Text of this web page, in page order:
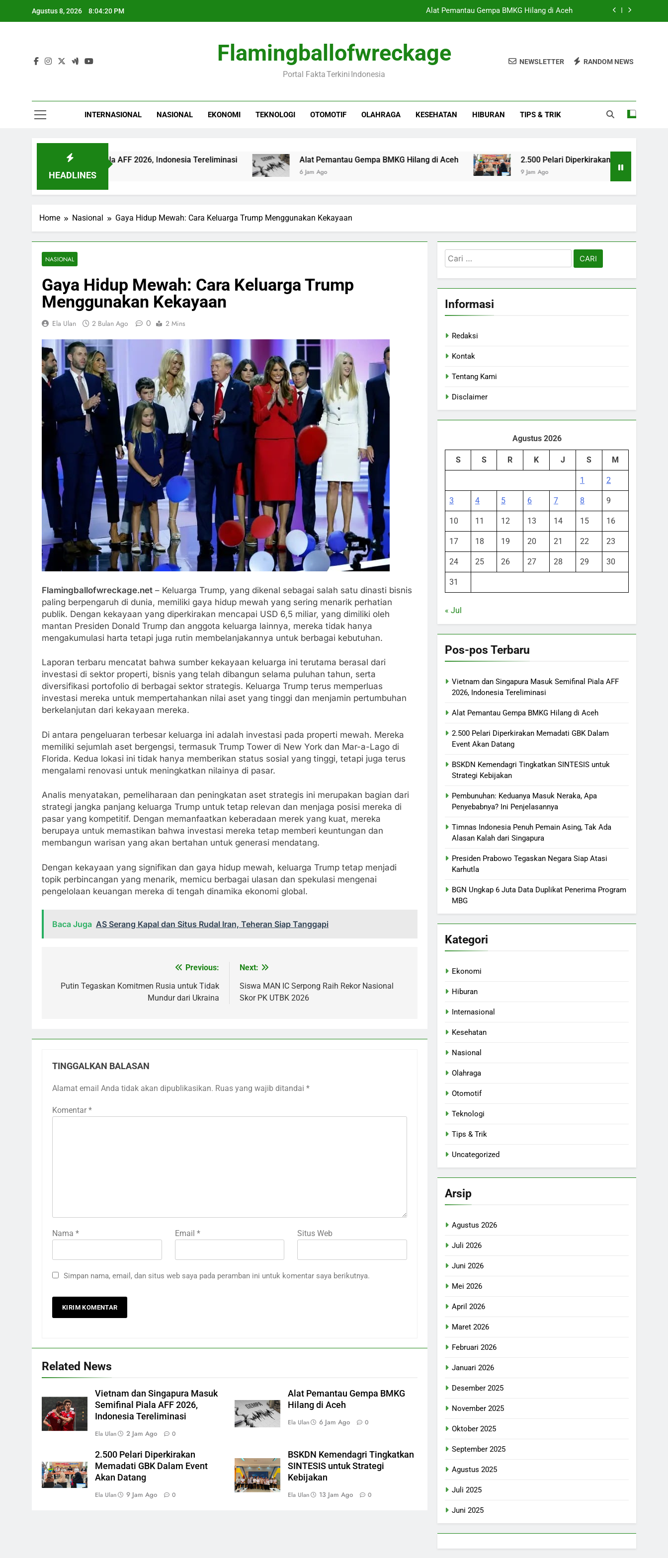
Agustus 8, 2026 8:04:21 PM Alat Pemantau Gempa BMKG Hilang di Aceh
BSKDN Kemendagri Tingkatkan SINTESIS untuk Strategi Kebijakan
Vietnam dan Singapura Masuk Semifinal Piala AFF 2026, Indonesia Tereliminasi
2.500 Pelari Diperkirakan Memadati GBK Dalam Event Akan Datang
Flamingballofwreckage
Portal Fakta Terkini Indonesia
NEWSLETTER RANDOM NEWS
INTERNASIONAL NASIONAL EKONOMI TEKNOLOGI OTOMOTIF OLAHRAGA KESEHATAN HIBURAN TIPS & TRIK
HEADLINES
Semifinal Piala AFF 2026, Indonesia Tereliminasi Alat Pemantau Gempa BMKG Hilang di Aceh
6 Jam Ago
2.500 Pelari Diperkirakan Memadati GBK Dalam
9 Jam Ago
Home Nasional Gaya Hidup Mewah: Cara Keluarga Trump Menggunakan Kekayaan
NASIONAL
Gaya Hidup Mewah: Cara Keluarga Trump
Menggunakan Kekayaan
Ela Ulan 2 Bulan Ago 0 2 Mins
Flamingballofwreckage.net – Keluarga Trump, yang dikenal sebagai salah satu dinasti bisnis
paling berpengaruh di dunia, memiliki gaya hidup mewah yang sering menarik perhatian
publik. Dengan kekayaan yang diperkirakan mencapai USD 6,5 miliar, yang dimiliki oleh
mantan Presiden Donald Trump dan anggota keluarga lainnya, mereka tidak hanya
mengakumulasi harta tetapi juga rutin membelanjakannya untuk berbagai kebutuhan.
Laporan terbaru mencatat bahwa sumber kekayaan keluarga ini terutama berasal dari
investasi di sektor properti, bisnis yang telah dibangun selama puluhan tahun, serta
diversifikasi portofolio di berbagai sektor strategis. Keluarga Trump terus memperluas
investasi mereka untuk mempertahankan nilai aset yang tinggi dan menjamin pertumbuhan
berkelanjutan dari kekayaan mereka.
Di antara pengeluaran terbesar keluarga ini adalah investasi pada properti mewah. Mereka
memiliki sejumlah aset bergengsi, termasuk Trump Tower di New York dan Mar-a-Lago di
Florida. Kedua lokasi ini tidak hanya memberikan status sosial yang tinggi, tetapi juga terus
mengalami renovasi untuk meningkatkan nilainya di pasar.
Analis menyatakan, pemeliharaan dan peningkatan aset strategis ini merupakan bagian dari
strategi jangka panjang keluarga Trump untuk tetap relevan dan menjaga posisi mereka di
pasar yang kompetitif. Dengan memanfaatkan keberadaan merek yang kuat, mereka
berupaya untuk memastikan bahwa investasi mereka tetap memberi keuntungan dan
membangun warisan yang akan bertahan untuk generasi mendatang.
Dengan kekayaan yang signifikan dan gaya hidup mewah, keluarga Trump tetap menjadi
topik perbincangan yang menarik, memicu berbagai ulasan dan spekulasi mengenai
pengelolaan keuangan mereka di tengah dinamika ekonomi global.
Baca Juga AS Serang Kapal dan Situs Rudal Iran, Teheran Siap Tanggapi
pos
Previous:
Putin Tegaskan Komitmen Rusia untuk Tidak
Mundur dari Ukraina
Next:
Siswa MAN IC Serpong Raih Rekor Nasional
Skor PK UTBK 2026
TINGGALKAN BALASAN
Alamat email Anda tidak akan dipublikasikan. Ruas yang wajib ditandai *
Komentar *
Nama * Email * Situs Web
Simpan nama, email, dan situs web saya pada peramban ini untuk komentar saya berikutnya.
Related News
Vietnam dan Singapura Masuk
Semifinal Piala AFF 2026,
Indonesia Tereliminasi
Ela Ulan 2 Jam Ago 0
Alat Pemantau Gempa BMKG
Hilang di Aceh
Ela Ulan 6 Jam Ago 0
2.500 Pelari Diperkirakan
Memadati GBK Dalam Event
Akan Datang
Ela Ulan 9 Jam Ago 0
BSKDN Kemendagri Tingkatkan
SINTESIS untuk Strategi
Kebijakan
Ela Ulan 13 Jam Ago 0
Cari
untuk:
Informasi
Redaksi
Kontak
Tentang Kami
Disclaimer
Agustus 2026
S S R K J S M
1 2
3 4 5 6 7 8 9
10 11 12 13 14 15 16
17 18 19 20 21 22 23
24 25 26 27 28 29 30
31
« Jul
Pos-pos Terbaru
Vietnam dan Singapura Masuk Semifinal Piala AFF
2026, Indonesia Tereliminasi
Alat Pemantau Gempa BMKG Hilang di Aceh
2.500 Pelari Diperkirakan Memadati GBK Dalam
Event Akan Datang
BSKDN Kemendagri Tingkatkan SINTESIS untuk
Strategi Kebijakan
Pembunuhan: Keduanya Masuk Neraka, Apa
Penyebabnya? Ini Penjelasannya
Timnas Indonesia Penuh Pemain Asing, Tak Ada
Alasan Kalah dari Singapura
Presiden Prabowo Tegaskan Negara Siap Atasi
Karhutla
BGN Ungkap 6 Juta Data Duplikat Penerima Program
MBG
Kategori
Ekonomi
Hiburan
Internasional
Kesehatan
Nasional
Olahraga
Otomotif
Teknologi
Tips & Trik
Uncategorized
Arsip
Agustus 2026
Juli 2026
Juni 2026
Mei 2026
April 2026
Maret 2026
Februari 2026
Januari 2026
Desember 2025
November 2025
Oktober 2025
September 2025
Agustus 2025
Juli 2025
Juni 2025